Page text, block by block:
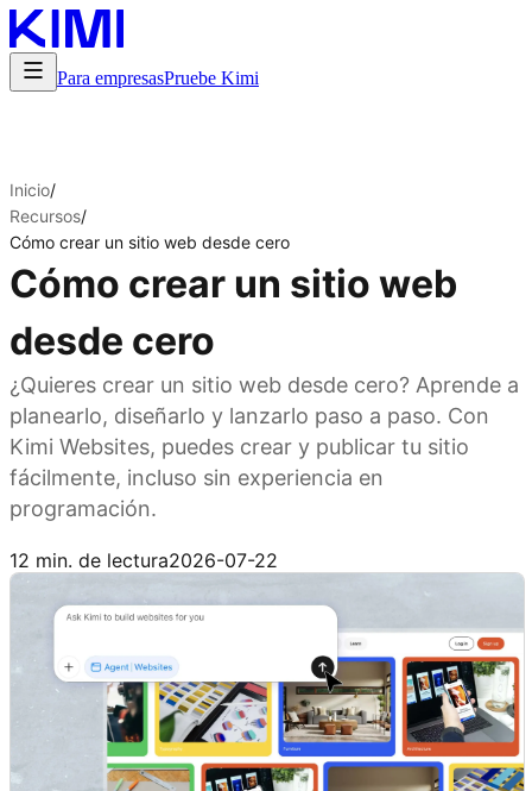
Para empresasPruebe Kimi
Inicio/
Recursos/
Cómo crear un sitio web desde cero
Cómo crear un sitio web
desde cero
¿Quieres crear un sitio web desde cero? Aprende a
planearlo, diseñarlo y lanzarlo paso a paso. Con
Kimi Websites, puedes crear y publicar tu sitio
fácilmente, incluso sin experiencia en
programación.
12 min. de lectura2026-07-22